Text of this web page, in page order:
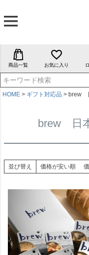
商品一覧 お気に入り
HOME ギフト対応品 brew
brew 日
並び替え 価格が安い順